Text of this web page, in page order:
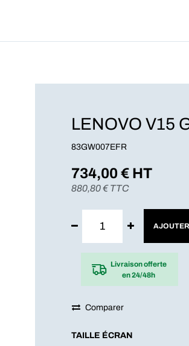
LENOVO V15
83GW007EFR
734,00€ HT
880,80€ TTC
Livraison offerte
en 24/48h
Comparer
TAILLE ÉCRAN